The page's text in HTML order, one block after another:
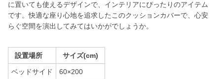
に置いても使えるデザインで、インテリアにぴったりのアイテム
です。快適な座り心地を追求したこのクッションカバーで、心安
らぐ空間を演出してみてはいかがでしょうか。
設置場所 サイズ(cm)
ベッドサイド 60×200